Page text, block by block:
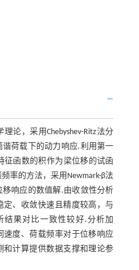
论，采用Chebyshev-Ritz法分
荷载下的动力响应.利用第一
征函数的积作为梁位移的试函
率的方法，采用Newmark-β法
响应的数值解.由收敛性分析
定、收敛快速且精度较高，与
结果对比一致性较好.分析加
速度、荷载频率对于位移响应
和计算提供数据支撑和理论参